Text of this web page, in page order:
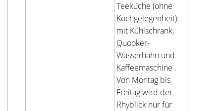
Teeküche (ohne
Kochgelegenheit):
mit Kühlschrank,
Quooker-
Wasserhahn und
Kaffeemaschine .
Von Montag bis
Freitag wird der
Rhyblick nur für